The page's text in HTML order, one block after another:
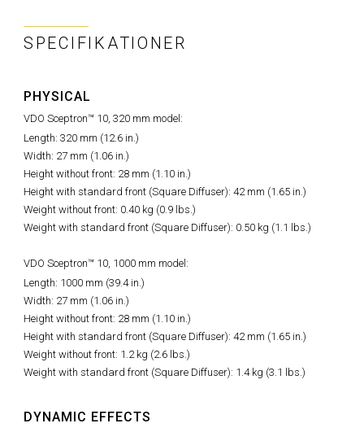
SPECIFIKATIONER
PHYSICAL
VDO Sceptron™ 10, 320 mm model:
Length: 320 mm (12.6 in.)
Width: 27 mm (1.06 in.)
Height without front: 28 mm (1.10 in.)
Height with standard front (Square Diffuser): 42 mm (1.65 in.)
Weight without front: 0.40 kg (0.9 lbs.)
Weight with standard front (Square Diffuser): 0.50 kg (1.1 lbs.)
VDO Sceptron™ 10, 1000 mm model:
Length: 1000 mm (39.4 in.)
Width: 27 mm (1.06 in.)
Height without front: 28 mm (1.10 in.)
Height with standard front (Square Diffuser): 42 mm (1.65 in.)
Weight without front: 1.2 kg (2.6 lbs.)
Weight with standard front (Square Diffuser): 1.4 kg (3.1 lbs.)
DYNAMIC EFFECTS